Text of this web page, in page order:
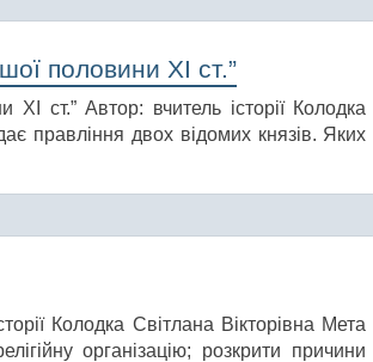
половини ХІ ст.”
ст.” Автор: вчитель історії Колодка
правління двох відомих князів. Яких
Колодка Світлана Вікторівна Мета
організацію; розкрити причини